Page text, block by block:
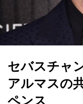
セバスチャ
アルマスの
ペンス